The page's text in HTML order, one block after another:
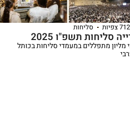
סליחות
סליחות תשפ"ו 2025
מליון מתפללים במעמדי סליחות בכותל